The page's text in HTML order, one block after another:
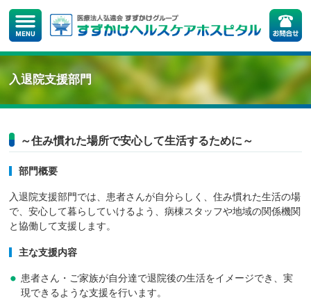
入退院支援部門
～住み慣れた場所で安心して生活するために～
部門概要
入退院支援部門では、患者さんが自分らしく、住み慣れた生活の場
で、安心して暮らしていけるよう、病棟スタッフや地域の関係機関
と協働して支援します。
主な支援内容
患者さん・ご家族が自分達で退院後の生活をイメージでき、実
現できるような支援を行います。